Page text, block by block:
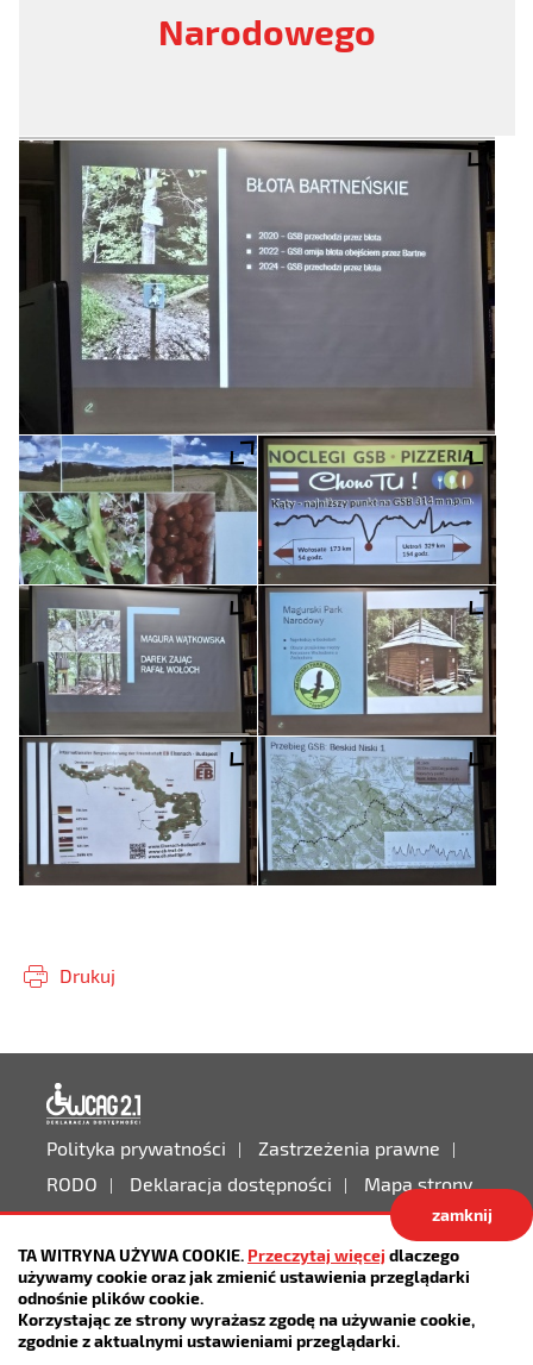
TA WITRYNA UŻYWA COOKIE. Przeczytaj więcej dlaczego
używamy cookie oraz jak zmienić ustawienia przeglądarki
odnośnie plików cookie.
Korzystając ze strony wyrażasz zgodę na używanie cookie,
zgodnie z aktualnymi ustawieniami przeglądarki.
zamknij
Narodowego
Drukuj
Polityka prywatności
Zastrzeżenia prawne
RODO
Deklaracja dostępności Mapa strony
Projekt: IntraCOM.pl